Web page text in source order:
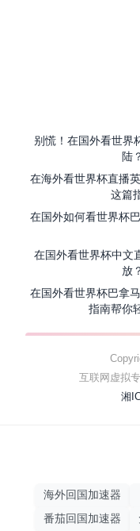
别慌！在国外看世界
陆
在海外看世界杯直播
这篇
在国外如何看世界杯
在国外看世界杯中文
放
在国外看世界杯巴拿
指南帮你
互联网虚拟
湘
海外回国加速器
番茄回国加速器